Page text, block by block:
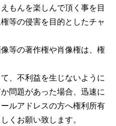
もんを楽しんで頂く事を目
等の侵害を目的としたチャ
等の著作権や肖像権は、権
、不利益を生じないように
問題があった場合、迅速に
ルアドレスの方へ権利所有
くお願い致します。